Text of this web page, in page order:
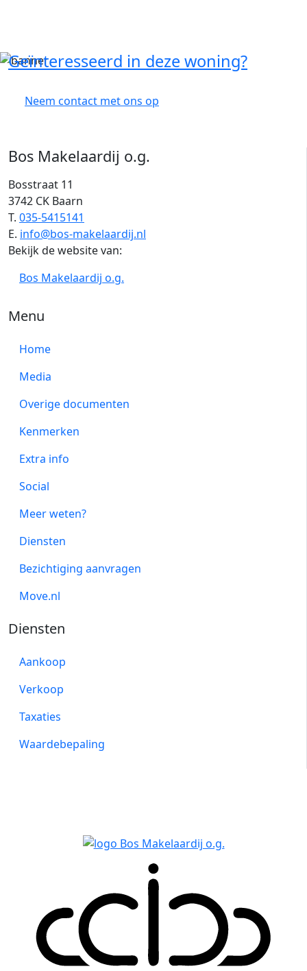
Geïnteresseerd in deze woning?
Neem contact met ons op
Bos Makelaardij o.g.
Bosstraat 11
3742 CK Baarn
T. 035-5415141
E. info@bos-makelaardij.nl
Bekijk de website van:
Bos Makelaardij o.g.
Menu
Home
Media
Overige documenten
Kenmerken
Extra info
Social
Meer weten?
Diensten
Bezichtiging aanvragen
Move.nl
Diensten
Aankoop
Verkoop
Taxaties
Waardebepaling